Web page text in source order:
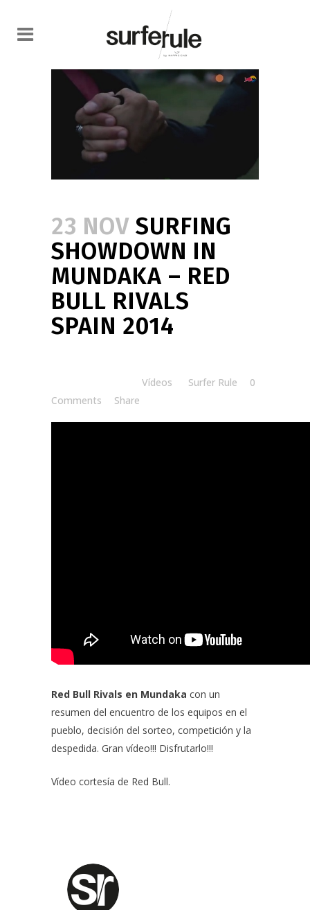
23 NOV SURFING
SHOWDOWN IN
MUNDAKA – RED
BULL RIVALS
SPAIN 2014
Vídeos Surfer Rule
0
Comments
Share
Red Bull Rivals en Mundaka con un
resumen del encuentro de los equipos en el
pueblo, decisión del sorteo, competición y la
despedida. Gran vídeo!!! Disfrutarlo!!!
Vídeo cortesía de Red Bull.